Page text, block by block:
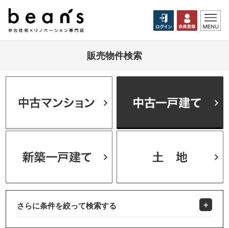
販売物件検索
さらに条件を絞って検索する